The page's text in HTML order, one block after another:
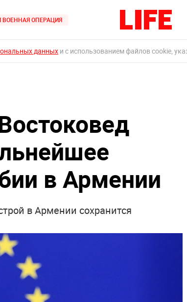
ОПЕРАЦИЯ
данных и с использованием файлов cookie,
в Армении
в Армении сохранится